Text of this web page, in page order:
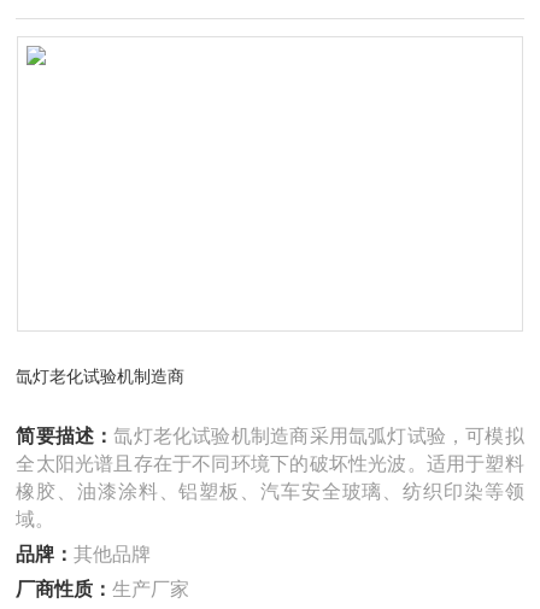
氙灯老化试验机制造商
简要描述：氙灯老化试验机制造商采用氙弧灯试验，可模拟
全太阳光谱且存在于不同环境下的破坏性光波。适用于塑料
橡胶、油漆涂料、铝塑板、汽车安全玻璃、纺织印染等领
域。
品牌：其他品牌
厂商性质：生产厂家